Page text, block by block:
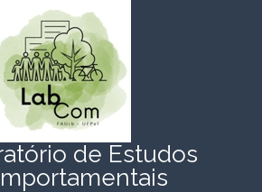
de Estudos